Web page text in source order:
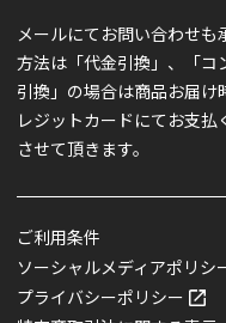
メールにてお問い合わせ
方法は「代金引換」、「コ
引換」の場合は商品お届け
レジットカードにてお支
させて頂きます。
ご利用条件
ソーシャルメディアポリシ
プライバシーポリシー